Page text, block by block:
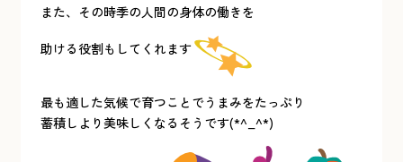
また、その時季の人間の身体の働きを
助ける役割もしてくれます
最も適した気候で育つことでうまみをたっぷり
蓄積しより美味しくなるそうです(*^_^*)